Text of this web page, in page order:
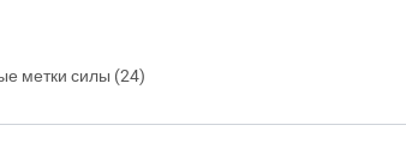
метки силы (24)